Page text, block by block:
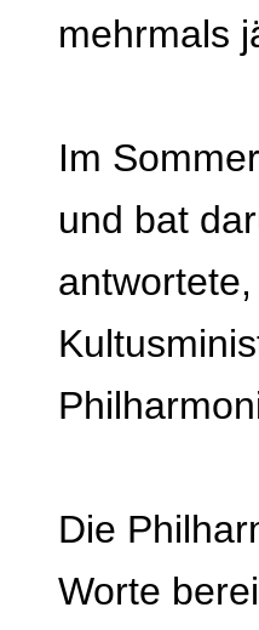
mehrmals
Im
und bat
Die
Worte